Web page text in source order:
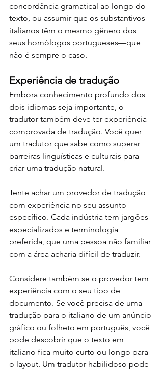
concordância gramatical ao longo do
texto, ou assumir que os substantivos
italianos têm o mesmo gênero dos
seus homólogos portugueses—que
não é sempre o caso.
Experiência de tradução
Embora conhecimento profundo dos
dois idiomas seja importante, o
tradutor também deve ter experiência
comprovada de tradução. Você quer
um tradutor que sabe como superar
barreiras linguísticas e culturais para
criar uma tradução natural.
Tente achar um provedor de tradução
com experiência no seu assunto
específico. Cada indústria tem jargões
especializados e terminologia
preferida, que uma pessoa não familiar
com a área acharia difícil de traduzir.
Considere também se o provedor tem
experiência com o seu tipo de
documento. Se você precisa de uma
tradução para o italiano de um anúncio
gráfico ou folheto em português, você
pode descobrir que o texto em
italiano fica muito curto ou longo para
o layout. Um tradutor habilidoso pode